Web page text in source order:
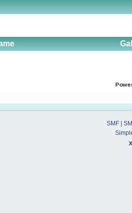
SMF|